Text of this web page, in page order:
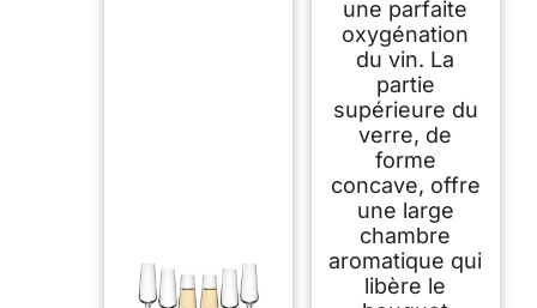
une parfaite
oxygénation
du vin. La
partie
supérieure du
verre, de
forme
concave, offre
une large
chambre
aromatique qui
libère le